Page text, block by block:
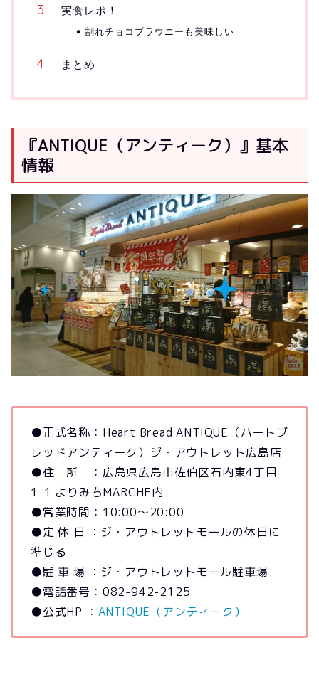
実食レポ！
割れチョコブラウニーも美味しい
まとめ
『ANTIQUE（アンティーク）』基本
情報
●正式名称：Heart Bread ANTIQUE（ハートブ
レッドアンティーク）ジ・アウトレット広島店
●住 所 ：広島県広島市佐伯区石内東4丁目
1-1 よりみちMARCHE内
●営業時間：10:00〜20:00
●定 休 日 ：ジ・アウトレットモールの休日に
準じる
●駐 車 場 ：ジ・アウトレットモール駐車場
●電話番号：082-942-2125
●公式HP ： ANTIQUE（アンティーク）